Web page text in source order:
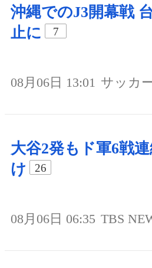
沖縄でのJ3開幕戦
止に
7
08月06日 13:01 サッカ
大谷2発もド軍6戦
け
26
08月06日 06:35 TBS